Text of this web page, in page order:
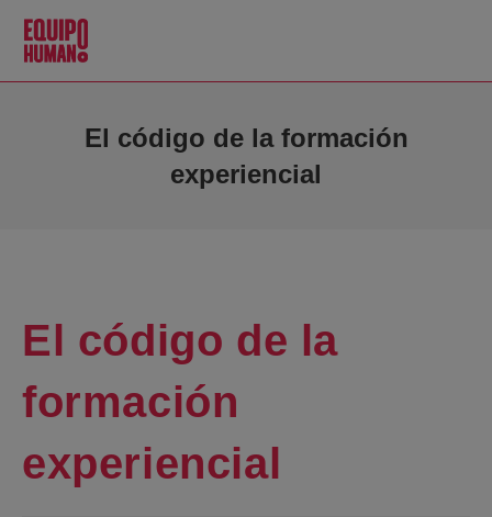
El código de la formación
experiencial
El código de la
formación
experiencial